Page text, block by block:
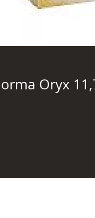
Oryx